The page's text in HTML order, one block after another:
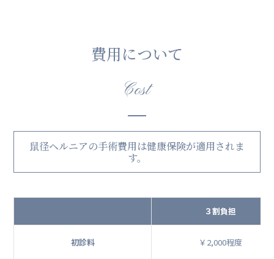
費用について
Cost
鼠径ヘルニアの手術費用は健康保険が適用されま
す。
３割負担
初診料 ￥2,000程度